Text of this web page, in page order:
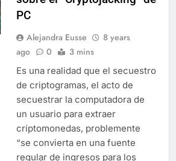
PC
Alejandra Eusse
8 years
ago
0 3 mins
Es una realidad que el secuestro
de criptogramas, el acto de
secuestrar la computadora de
un usuario para extraer
criptomonedas, problemente
“se convierta en una fuente
regular de ingresos para los